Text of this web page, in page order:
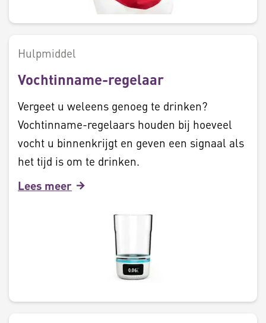
Hulpmiddel
Vochtinname-regelaar
Vergeet u weleens genoeg te drinken?
Vochtinname-regelaars houden bij hoeveel
vocht u binnenkrijgt en geven een signaal als
het tijd is om te drinken.
Lees meer